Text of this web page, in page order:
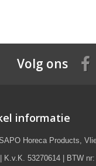
Volg ons
informatie
Horeca Products,
K.v.K. 53270614 | BTW